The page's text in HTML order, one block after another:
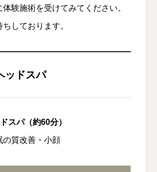
験施術を受けてみてください。
しております。
ッドスパ
スパ（約60分）
の質改善・小顔